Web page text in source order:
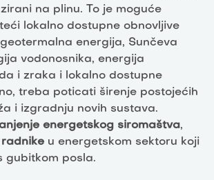
na plinu. To je moguće
lokalno dostupne obnovljive
energija, Sunčeva
vodonosnika, energija
i zraka i lokalno dostupne
treba poticati širenje postojećih
i izgradnju novih sustava.
energetskog siromaštva,
u energetskom sektoru koji
gubitkom posla.